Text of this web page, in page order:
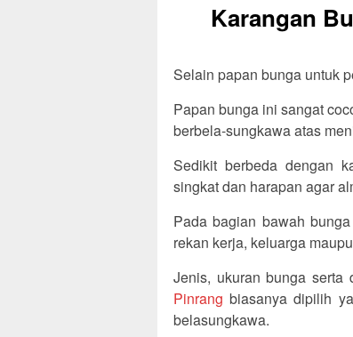
Karangan
Selain papan bunga untuk
Papan bunga ini sangat
berbela-sungkawa atas
Sedikit berbeda dengan
singkat dan harapan agar
Pada bagian bawah
rekan kerja, keluarga
Jenis, ukuran bunga serta
Pinrang biasanya dipilih
belasungkawa.